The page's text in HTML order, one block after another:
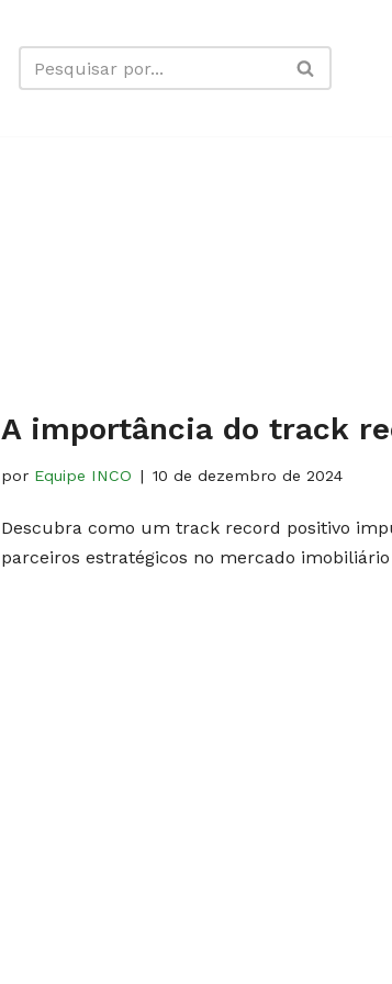
A importância do track
por Equipe INCO 10 de dezembro de 2024
Descubra como um track record positivo
parceiros estratégicos no mercado